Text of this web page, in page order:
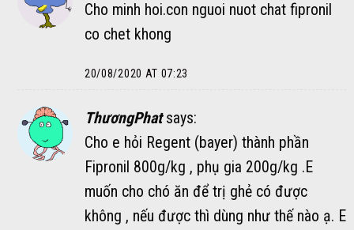
Cho minh hoi.con nguoi nuot chat fipronil
co chet khong
20/08/2020 AT 07:23
ThươngPhat says:
Cho e hỏi Regent (bayer) thành phần
Fipronil 800g/kg , phụ gia 200g/kg .E
muốn cho chó ăn để trị ghẻ có được
không , nếu được thì dùng như thế nào ạ. E